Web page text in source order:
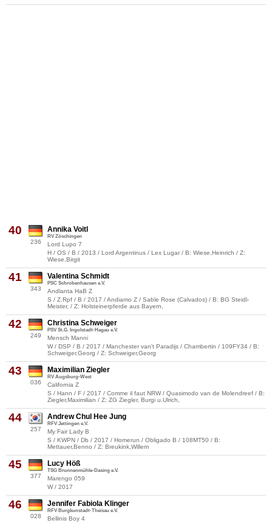
40
236
Annika Voitl
RV Zöschingen
Lord Lupo 7
H / OS / B / 2013 / Lord Argentinus / Lex Lugar / B: Wiese,Heinrich / Z:
Wiese,Birgit
41
343
Valentina Schmidt
PSC Schrobenhausen e.V.
Andlanta HaB Z
S / Z.Rpf / B / 2017 / Andiamo Z / Sable Rose (Calvados) / B: BG Steidl-
Meister, / Z: Holsteinerpferde aus Bayern,
42
249
Christina Schweiger
PSV St.G. Ingolstadt-Hagau e.V.
Mensch Manni
W / DSP / B / 2017 / Manchester van't Paradijs / Chambertin / 109FY34 / B:
Schweiger,Georg / Z: Schweiger,Georg
43
036
Maximilian Ziegler
RV Augsburg-West
California Z
S / Hann / F / 2017 / Comme il faut NRW / Quasimodo van de Molendreef / B:
Ziegler,Maximilian / Z: ZG Ziegler, Burgi u.Ulrich,
44
257
Andrew Chul Hee Jung
RFV Jettingen e.V.
My Fair Lady B
S / KWPN / Db / 2017 / Homerun / Obligado B / 108MT50 / B:
Mettauer,Benno / Z: Breukink,Willem
45
377
Lucy Höß
TSG Brunnenmühle-Dasing e.V.
Marengo 059
W / 2017
46
028
Jennifer Fabiola Klinger
RFV Burgkunstadt-Theisau e.V.
Bellinis Boy 4